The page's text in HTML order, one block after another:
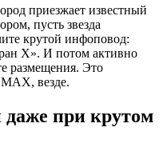
приезжает известный
пусть звезда
крутой инфоповод:
X». И потом активно
размещения. Это
везде.
даже при крутом